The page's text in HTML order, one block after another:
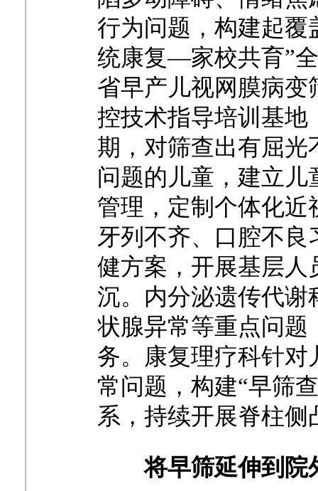
行为问题，构建起
统康复—家校共育”
省早产儿视网膜病
控技术指导培训基地
期，对筛查出有屈
问题的儿童，建立
管理，定制个体化
牙列不齐、口腔不
健方案，开展基层
沉。内分泌遗传代
状腺异常等重点问
务。康复理疗科针
常问题，构建“早筛
系，持续开展脊柱
将早筛延伸到院